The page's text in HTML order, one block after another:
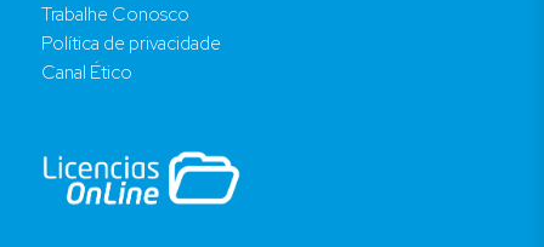
Trabalhe Conosco
Política de privacidade
Canal Ético